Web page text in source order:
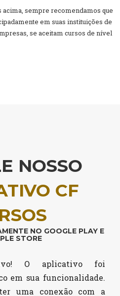
acima, sempre recomendamos que
em suas instituições de
se aceitam cursos de nível
NOSSO
CF
NO GOOGLE PLAY E
STORE
O aplicativo foi
em sua funcionalidade.
uma conexão com a